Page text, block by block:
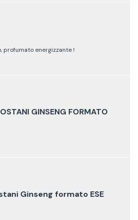
profumato energizzante !
GINSENG FORMATO
Ginseng formato ESE